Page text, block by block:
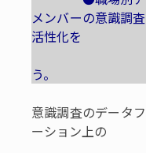
メンバーの意識調
活性化を
う。
意識調査のデータ
ーション上の